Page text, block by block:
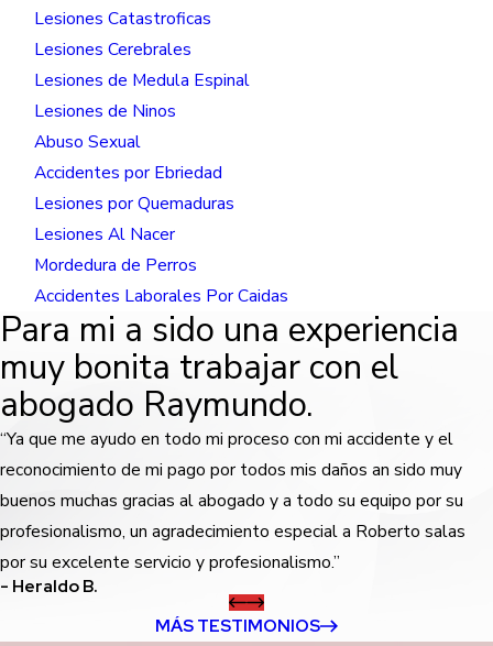
Lesiones Catastroficas
Lesiones Cerebrales
Lesiones de Medula Espinal
Lesiones de Ninos
Abuso Sexual
Accidentes por Ebriedad
Lesiones por Quemaduras
Lesiones Al Nacer
Mordedura de Perros
Accidentes Laborales Por Caidas
Para mi a sido una experiencia
muy bonita trabajar con el
abogado Raymundo.
“Ya que me ayudo en todo mi proceso con mi accidente y el
reconocimiento de mi pago por todos mis daños an sido muy
buenos muchas gracias al abogado y a todo su equipo por su
profesionalismo, un agradecimiento especial a Roberto salas
por su excelente servicio y profesionalismo.”
- Heraldo B.
MÁS TESTIMONIOS